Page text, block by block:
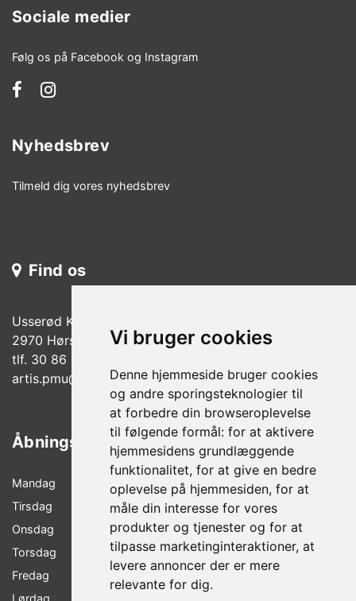
Vi bruger cookies
Denne hjemmeside bruger cookies
og andre sporingsteknologier til
at forbedre din browseroplevelse
til følgende formål: for at aktivere
hjemmesidens grundlæggende
funktionalitet, for at give en bedre
oplevelse på hjemmesiden, for at
måle din interesse for vores
produkter og tjenester og for at
tilpasse marketinginteraktioner, at
levere annoncer der er mere
relevante for dig.
Sociale medier
Følg os på Facebook og Instagram
Nyhedsbrev
Tilmeld dig vores nyhedsbrev
Find os
Usserød Kongevej 37 A.
2970 Hørsholm
tlf. 30 86 99 08
artis.pmu@gmail.com
Åbningstider
Mandag
LUKKET
Tirsdag
12.00 – 18.00
Onsdag
09.00 - 15.00
Torsdag
12.00 - 18.00
Fredag
10.00 - 17.00
Lørdag